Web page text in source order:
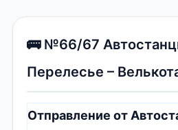
🚌 №66/67
Перелесье –
Отправление от